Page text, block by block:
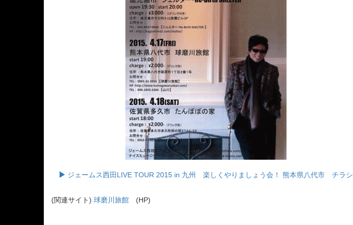
ジェームス西田LIVE TOUR 2015 in 九州 楽しくやりましょう会！ 熊本県八代市 チラシ
(関連サイト) 球磨川旅館 (HP)